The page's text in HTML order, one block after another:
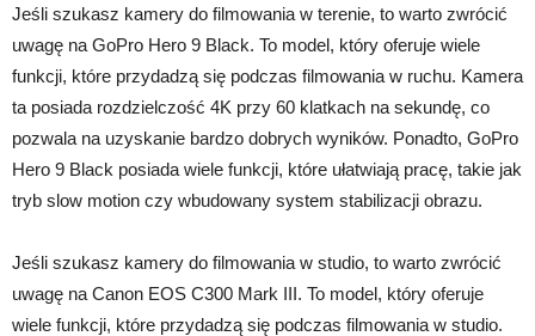
Jeśli szukasz kamery do filmowania w terenie, to warto zwrócić
uwagę na GoPro Hero 9 Black. To model, który oferuje wiele
funkcji, które przydadzą się podczas filmowania w ruchu. Kamera
ta posiada rozdzielczość 4K przy 60 klatkach na sekundę, co
pozwala na uzyskanie bardzo dobrych wyników. Ponadto, GoPro
Hero 9 Black posiada wiele funkcji, które ułatwiają pracę, takie jak
tryb slow motion czy wbudowany system stabilizacji obrazu.
Jeśli szukasz kamery do filmowania w studio, to warto zwrócić
uwagę na Canon EOS C300 Mark III. To model, który oferuje
wiele funkcji, które przydadzą się podczas filmowania w studio.